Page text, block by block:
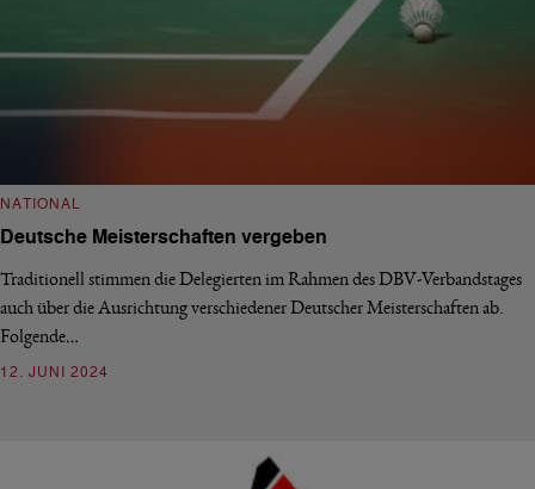
NATIONAL
Deutsche Meisterschaften vergeben
Traditionell stimmen die Delegierten im Rahmen des DBV-Verbandstages
auch über die Ausrichtung verschiedener Deutscher Meisterschaften ab.
Folgende…
12. JUNI 2024